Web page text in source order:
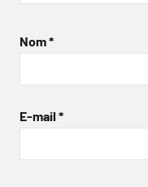
Nom*
E-mail *